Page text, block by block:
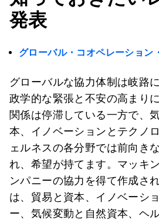
発表
グローバル・コオペレーション
グローバルな協力体制は岐路
政学的な緊張と不安の高まり
関係は停滞している一方で、
本、イノベーションとテクノ
ェルネスの各分野では前向き
れ、希望が持てます。マッキ
ンパニーの協力を得て作成さ
は、貿易と資本、イノベーシ
ー、気候変動と自然資本、ヘ